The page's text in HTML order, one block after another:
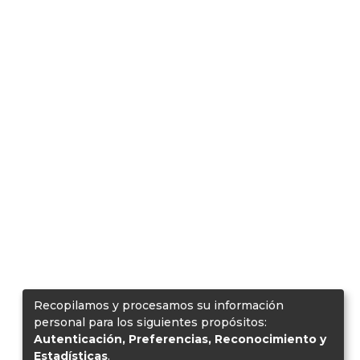
Recopilamos y procesamos su información
personal para los siguientes propósitos:
Autenticación, Preferencias, Reconocimiento y
Estadísticas.